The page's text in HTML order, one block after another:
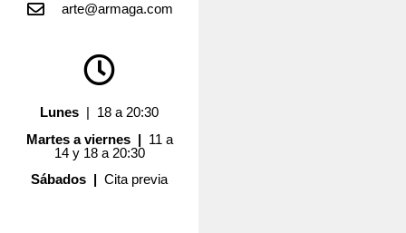
arte@armaga.com
Lunes | 18 a 20:30
Martes a viernes | 11 a
14 y 18 a 20:30
Sábados |Cita previa